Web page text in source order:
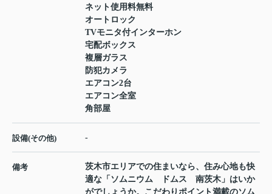
ネット使用料無料
オートロック
TVモニタ付インターホン
宅配ボックス
複層ガラス
防犯カメラ
エアコン2台
エアコン全室
角部屋
設備(その他) -
備考
茨木市エリアでの住まいなら、住み心地も快
適な「ソムニウム ドムス 南茨木」はいか
がでしょうか。こだわりポイント満載のソム